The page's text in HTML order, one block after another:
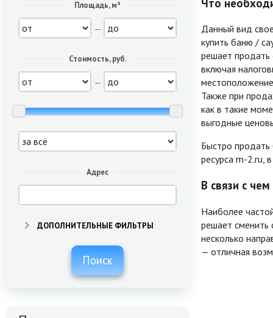
Площадь, м²
—
Стоимость, руб.
—
Адрес
ДОПОЛНИТЕЛЬНЫЕ ФИЛЬТРЫ
Поиск
Данный вид
купить баню /
решает продать
включая
Также при
как в такие
выгодные
Быстро продать
ресурса m-2.ru,
В связи с
Наиболее
решает сменить
несколько
— отличная